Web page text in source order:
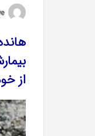
از